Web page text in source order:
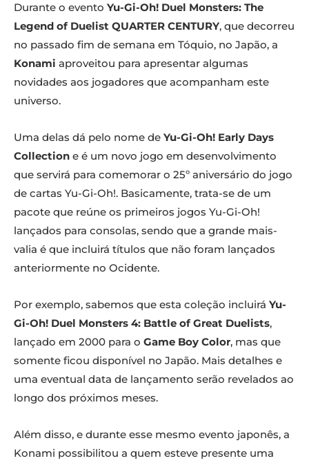
Durante o evento Yu-Gi-Oh! Duel Monsters: The
Legend of Duelist QUARTER CENTURY, que decorreu
no passado fim de semana em Tóquio, no Japão, a
Konami aproveitou para apresentar algumas
novidades aos jogadores que acompanham este
universo.
Uma delas dá pelo nome de Yu-Gi-Oh! Early Days
Collection e é um novo jogo em desenvolvimento
que servirá para comemorar o 25º aniversário do jogo
de cartas Yu-Gi-Oh!. Basicamente, trata-se de um
pacote que reúne os primeiros jogos Yu-Gi-Oh!
lançados para consolas, sendo que a grande mais-
valia é que incluirá títulos que não foram lançados
anteriormente no Ocidente.
Por exemplo, sabemos que esta coleção incluirá Yu-
Gi-Oh! Duel Monsters 4: Battle of Great Duelists,
lançado em 2000 para o Game Boy Color, mas que
somente ficou disponível no Japão. Mais detalhes e
uma eventual data de lançamento serão revelados ao
longo dos próximos meses.
Além disso, e durante esse mesmo evento japonês, a
Konami possibilitou a quem esteve presente uma